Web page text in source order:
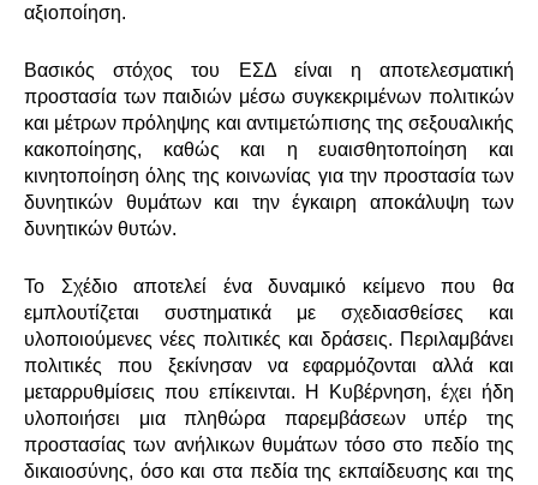
αξιοποίηση.
Βασικός στόχος του
ΕΣΔ είναι η αποτελεσματική
προστασία των παιδιών μέσω συγκεκριμένων πολιτικών
και μέτρων πρόληψης και αντιμετώπισης της σεξουαλικής
κακοποίησης, καθώς και η ευαισθητοποίηση και
κινητοποίηση όλης της κοινωνίας για την προστασία των
δυνητικών θυμάτων και την έγκαιρη αποκάλυψη των
δυνητικών θυτών.
Το Σχέδιο αποτελεί ένα δυναμικό κείμενο που θα
εμπλουτίζεται συστηματικά με σχεδιασθείσες και
υλοποιούμενες νέες πολιτικές και δράσεις. Περιλαμβάνει
πολιτικές που ξεκίνησαν ναεφαρμόζονταιαλλά και
μεταρρυθμίσεις που επίκεινται. Η Κυβέρνηση, έχει ήδη
υλοποιήσει μια πληθώρα παρεμβάσεων υπέρ της
προστασίας των ανήλικων θυμάτων τόσο στο πεδίο της
δικαιοσύνης, όσο και στα πεδία της εκπαίδευσης και της